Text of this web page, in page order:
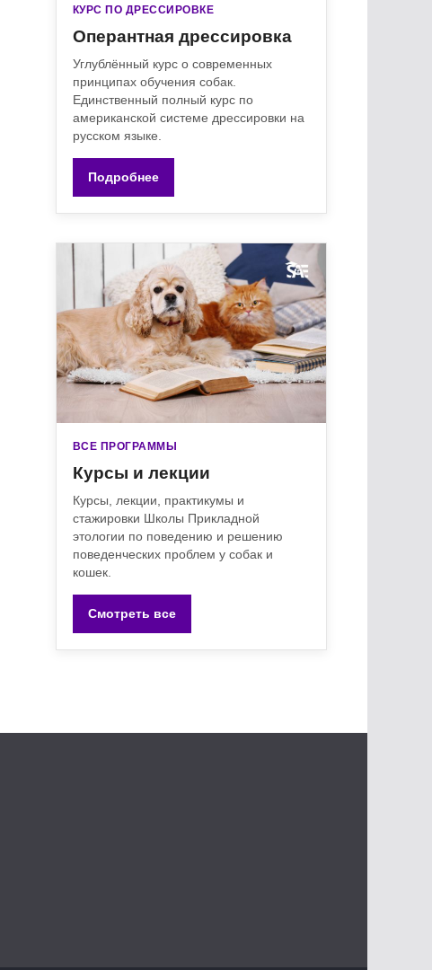
КУРС ПО ДРЕССИРОВКЕ
Оперантная дрессировка
Углублённый курс о современных
принципах обучения собак.
Единственный полный курс по
американской системе дрессировки на
русском языке.
Подробнее
ВСЕ ПРОГРАММЫ
Курсы и лекции
Курсы, лекции, практикумы и
стажировки Школы Прикладной
этологии по поведению и решению
поведенческих проблем у собак и
кошек.
Смотреть все